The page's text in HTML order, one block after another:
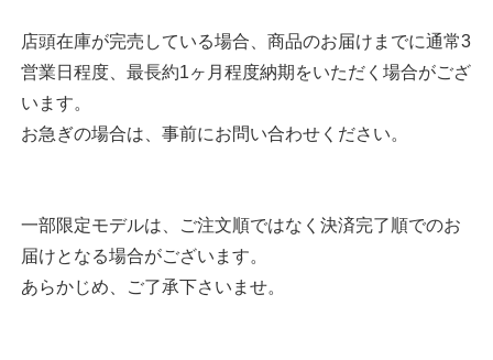
店頭在庫が完売している場合、商品のお届けまでに通常3
営業日程度、最長約1ヶ月程度納期をいただく場合がござ
います。
お急ぎの場合は、事前にお問い合わせください。
一部限定モデルは、ご注文順ではなく決済完了順でのお
届けとなる場合がございます。
あらかじめ、ご了承下さいませ。